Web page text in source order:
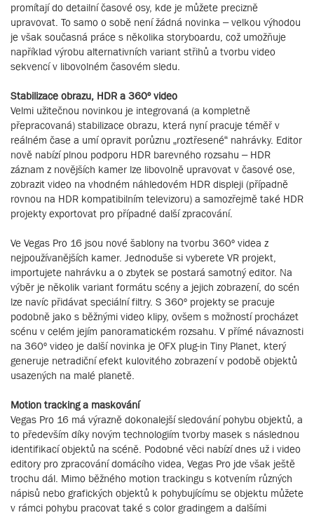
promítají do detailní časové osy, kde je můžete precizně
upravovat. To samo o sobě není žádná novinka – velkou výhodou
je však současná práce s několika storyboardu, což umožňuje
například výrobu alternativních variant střihů a tvorbu video
sekvencí v libovolném časovém sledu.
Stabilizace obrazu, HDR a 360º video
Velmi užitečnou novinkou je integrovaná (a kompletně
přepracovaná) stabilizace obrazu, která nyní pracuje téměř v
reálném čase a umí opravit porůznu „roztřesené“ nahrávky. Editor
nově nabízí plnou podporu HDR barevného rozsahu – HDR
záznam z novějších kamer lze libovolně upravovat v časové ose,
zobrazit video na vhodném náhledovém HDR displeji (případně
rovnou na HDR kompatibilním televizoru) a samozřejmě také HDR
projekty exportovat pro případné další zpracování.
Ve Vegas Pro 16 jsou nové šablony na tvorbu 360º videa z
nejpoužívanějších kamer. Jednoduše si vyberete VR projekt,
importujete nahrávku a o zbytek se postará samotný editor. Na
výběr je několik variant formátu scény a jejich zobrazení, do scén
lze navíc přidávat speciální filtry. S 360º projekty se pracuje
podobně jako s běžnými video klipy, ovšem s možností procházet
scénu v celém jejím panoramatickém rozsahu. V přímé návaznosti
na 360º video je další novinka je OFX plug-in Tiny Planet, který
generuje netradiční efekt kulovitého zobrazení v podobě objektů
usazených na malé planetě.
Motion tracking a maskování
Vegas Pro 16 má výrazně dokonalejší sledování pohybu objektů, a
to především díky novým technologiím tvorby masek s následnou
identifikací objektů na scéně. Podobné věci nabízí dnes už i video
editory pro zpracování domácího videa, Vegas Pro jde však ještě
trochu dál. Mimo běžného motion trackingu s kotvením různých
nápisů nebo grafických objektů k pohybujícímu se objektu můžete
v rámci pohybu pracovat také s color gradingem a dalšími